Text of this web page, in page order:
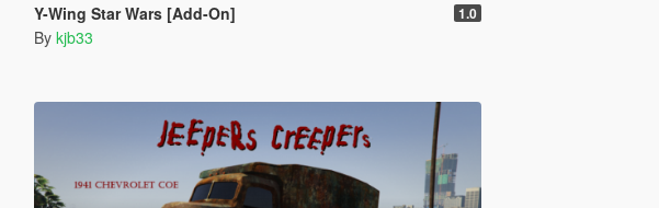
Y-Wing Star Wars [Add-On] 1.0
By kjb33